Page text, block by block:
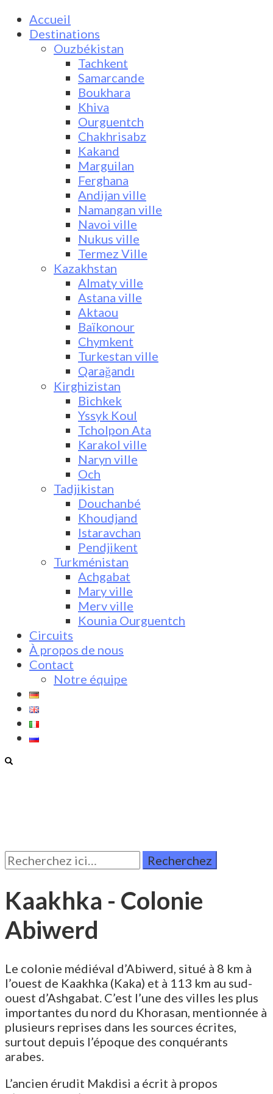
Accueil
Destinations
Ouzbékistan
Tachkent
Samarcande
Boukhara
Khiva
Ourguentch
Chakhrisabz
Kakand
Marguilan
Ferghana
Andijan ville
Namangan ville
Navoi ville
Nukus ville
Termez Ville
Kazakhstan
Almaty ville
Astana ville
Aktaou
Baïkonour
Chymkent
Turkestan ville
Qarağandı
Kirghizistan
Bichkek
Yssyk Koul
Tcholpon Ata
Karakol ville
Naryn ville
Och
Tadjikistan
Douchanbé
Khoudjand
Istaravchan
Pendjikent
Turkménistan
Achgabat
Mary ville
Merv ville
Kounia Ourguentch
Circuits
À propos de nous
Contact
Notre équipe
Rechercher:
Kaakhka - Colonie
Abiwerd
Le colonie médiéval d’Abiwerd, situé à 8 km à
l’ouest de Kaakhka (Kaka) et à 113 km au sud-
ouest d’Ashgabat. C’est l’une des villes les plus
importantes du nord du Khorasan, mentionnée à
plusieurs reprises dans les sources écrites,
surtout depuis l’époque des conquérants
arabes.
L’ancien érudit Makdisi a écrit à propos